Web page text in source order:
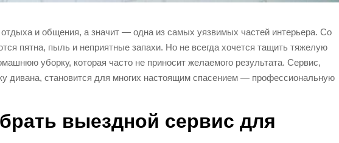
и общения, а значит — одна из самых уязвимых частей интерьера. Со
пятна, пыль и неприятные запахи. Но не всегда хочется тащить тяжелую
уборку, которая часто не приносит желаемого результата. Сервис,
дивана, становится для многих настоящим спасением — профессиональную
выездной сервис для